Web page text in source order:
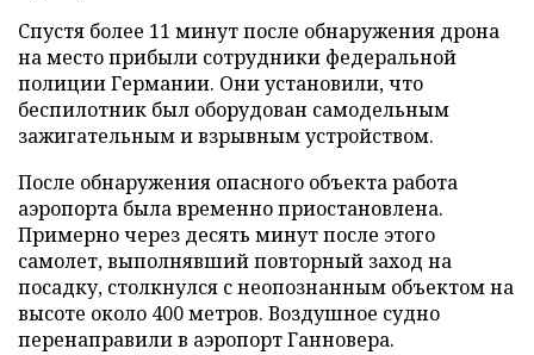
Спустя более 11 минут после обнаружения дрона
на место прибыли сотрудники федеральной
полиции Германии. Они установили, что
беспилотник был оборудован самодельным
зажигательным и взрывным устройством.
После обнаружения опасного объекта работа
аэропорта была временно приостановлена.
Примерно через десять минут после этого
самолет, выполнявший повторный заход на
посадку, столкнулся с неопознанным объектом на
высоте около 400 метров. Воздушное судно
перенаправили в аэропорт Ганновера.